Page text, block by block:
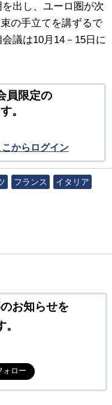
出し、ユーロ圏が次
の手立てを講ずるで
議は10月14－15日に
員限定の
。
こからログイン
フランス
イタリア
お知らせを
ォロー